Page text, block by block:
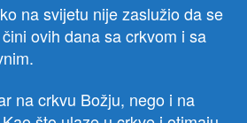
na svijetu nije zaslužio da se
ovih dana sa crkvom i sa
na crkvu Božju, nego i na